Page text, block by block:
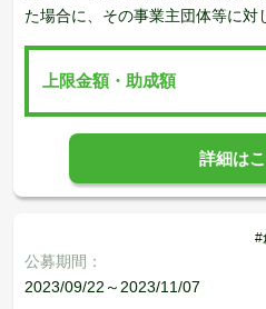
た場合に、その事業主団体等に対
上限金額・助成額
詳細は
#
公募期間：
2023/09/22～2023/11/07